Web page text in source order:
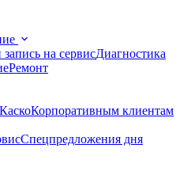
на сервисДиагностика
Ремонт
Корпоративным клиентам
Спецпредложения дня